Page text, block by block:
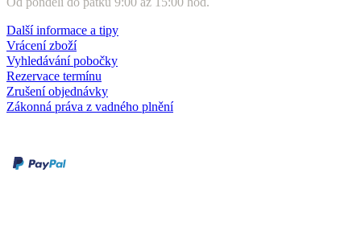
Další informace a tipy
Vrácení zboží
Vyhledávání pobočky
Rezervace termínu
Zrušení objednávky
Zákonná práva z vadného plnění